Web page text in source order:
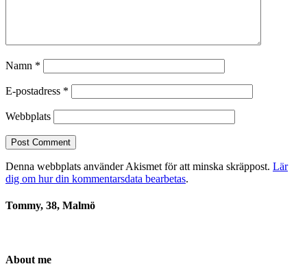
Namn *
E-postadress *
Webbplats
Denna webbplats använder Akismet för att minska skräppost. Lär
dig om hur din kommentarsdata bearbetas.
Tommy, 38, Malmö
About me